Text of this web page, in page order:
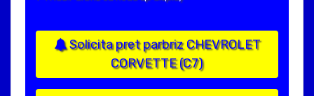
Solicita pret parbriz CHEVROLET
CORVETTE (C7)